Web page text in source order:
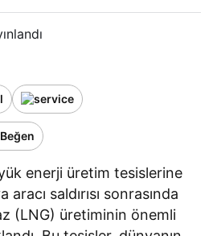
Beğen
enerji üretim tesislerine
saldırısı sonrasında
(LNG) üretiminin önemli